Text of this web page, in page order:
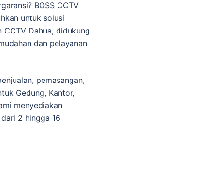
BOSS CCTV
untuk solusi
Dahua, didukung
dan pelayanan
pemasangan,
Gedung, Kantor,
menyediakan
2 hingga 16